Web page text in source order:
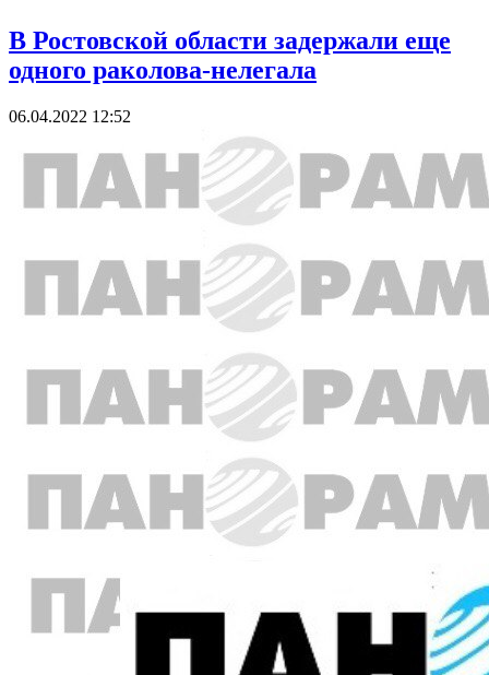
В Ростовской области задержали еще
одного раколова-нелегала
06.04.2022 12:52